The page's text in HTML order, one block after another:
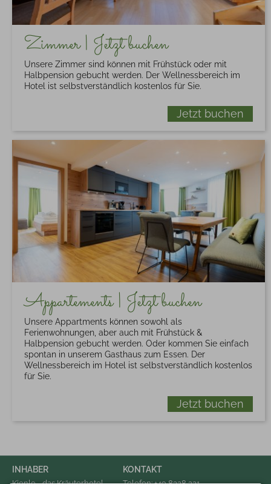
Zimmer | Jetzt buchen
Unsere Zimmer sind können mit Frühstück oder mit
Halbpension gebucht werden. Der Wellnessbereich im
Hotel ist selbstverständlich kostenlos für Sie.
Jetzt buchen
Appartements | Jetzt buchen
Unsere Appartments können sowohl als
Ferienwohnungen, aber auch mit Frühstück &
Halbpension gebucht werden. Oder kommen Sie einfach
spontan in unserem Gasthaus zum Essen. Der
Wellnessbereich im Hotel ist selbstverständlich kostenlos
für Sie.
Jetzt buchen
INHABER KONTAKT